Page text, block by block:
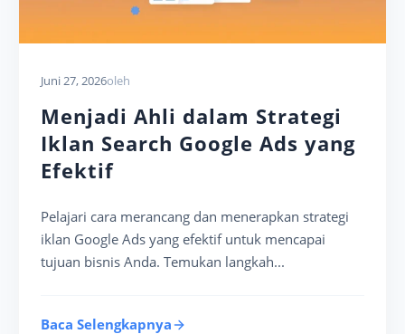
Juni 27, 2026oleh
Menjadi Ahli dalam Strategi
Iklan Search Google Ads yang
Efektif
Pelajari cara merancang dan menerapkan strategi
iklan Google Ads yang efektif untuk mencapai
tujuan bisnis Anda. Temukan langkah...
Baca Selengkapnya